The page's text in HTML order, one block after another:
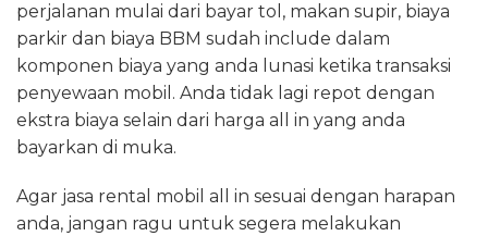
perjalanan mulai dari bayar tol, makan supir, biaya
parkir dan biaya BBM sudah include dalam
komponen biaya yang anda lunasi ketika transaksi
penyewaan mobil. Anda tidak lagi repot dengan
ekstra biaya selain dari harga all in yang anda
bayarkan di muka.
Agar jasa rental mobil all in sesuai dengan harapan
anda, jangan ragu untuk segera melakukan